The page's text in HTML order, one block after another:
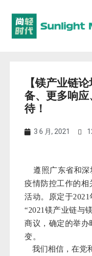
【镁产业链
备、更多响
待！
3 6 月, 2021
遵照广东省和深
疫情防控工作的相
活动。原定于
“2021镁产业链与
商议，确定的举办
变。
我们相信，在党